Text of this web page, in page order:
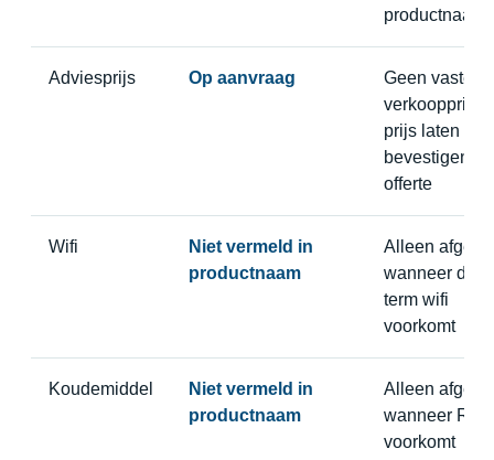
productnaam
Adviesprijs Op aanvraag
Geen vaste
verkoopprijs,
prijs laten
bevestigen in
offerte
Wifi
Niet vermeld in
productnaam
Alleen
wanneer de
term wifi
voorkomt
Koudemiddel
Niet vermeld in
productnaam
Alleen
wanneer R32
voorkomt